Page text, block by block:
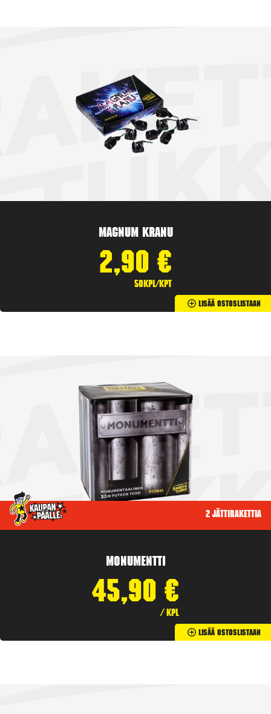
Magnum Kranu
2,90 €
50kpl/kpt
Lisää Ostoslistaan
2 jättirakettia
Monumentti
45,90 €
/ kpl
Lisää Ostoslistaan